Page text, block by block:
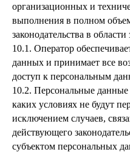
организационных и
выполнения в полном
законодательства в
10.1. Оператор
данных и принимает все
доступ к персональным
10.2. Персональные данные
каких условиях не будут
исключением случаев,
действующего
субъектом персональных